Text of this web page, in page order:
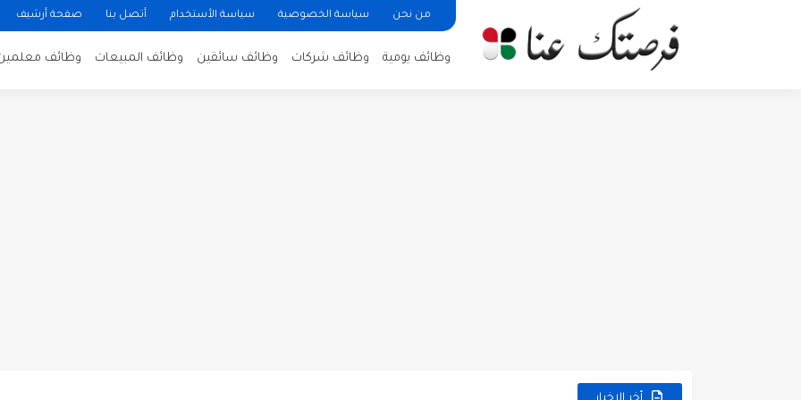
من نحن سياسة الخصوصية سياسة الأستخدام أتصل بنا صفحة أرشيف
وظائف يومية وظائف شركات وظائف سائقين وظائف المبيعات وظائف